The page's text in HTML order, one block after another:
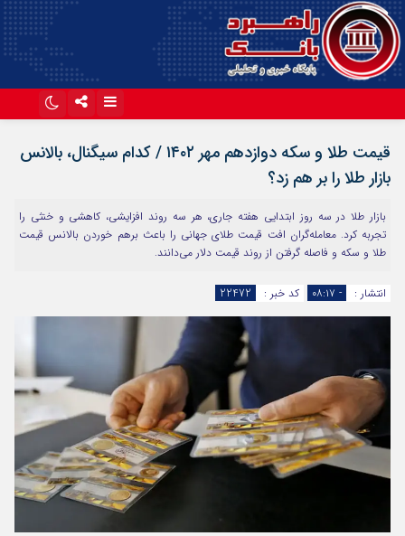
آپارات
قیمت طلا و سکه دوازدهم مهر ۱۴۰۲ / کدام سیگنال، بالانس
بازار طلا را بر هم زد؟
بازار طلا در سه روز ابتدایی هفته جاری، هر سه روند افزایشی، کاهشی و خنثی را
تجربه کرد. معامله‌گران افت قیمت طلای جهانی را باعث برهم خوردن بالانس قیمت
طلا و سکه و فاصله گرفتن از روند قیمت دلار می‌دانند.
انتشار : - ۰۸:۱۷ کد خبر : 22472